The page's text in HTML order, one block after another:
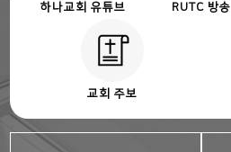
하나교회 유튜브 RUTC 방송
교회 주보